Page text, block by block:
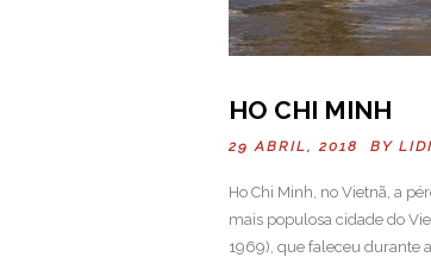
HO CHI MINH
29 ABRIL, 2018 BY
Ho Chi Minh, no Vietnã, a
mais populosa cidade do
1969), que faleceu durante